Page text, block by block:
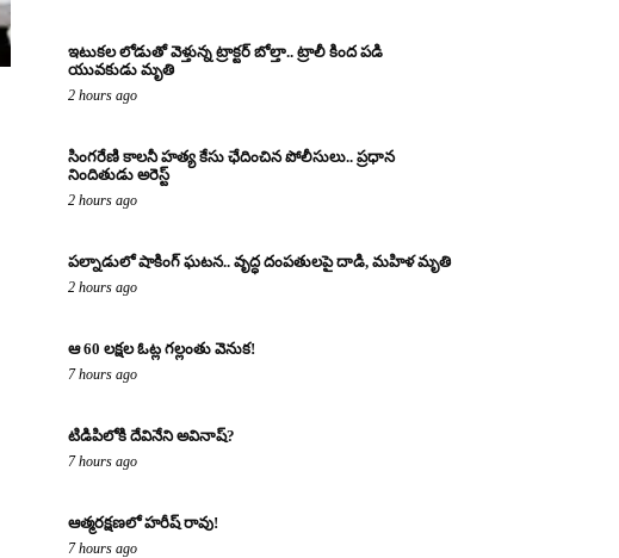
ఇటుకల లోడుతో వెళ్తున్న ట్రాక్టర్ బోల్తా.. ట్రాలీ కింద పడి
యువకుడు మృతి
2 hours ago
సింగరేణి కాలనీ హత్య కేసు ఛేదించిన పోలీసులు.. ప్రధాన
నిందితుడు అరెస్ట్
2 hours ago
పల్నాడులో షాకింగ్ ఘటన.. వృద్ధ దంపతులపై దాడి, మహిళ మృతి
2 hours ago
ఆ 60 లక్షల ఓట్ల గల్లంతు వెనుక!
7 hours ago
టిడిపిలోకి దేవినేని అవినాష్?
7 hours ago
ఆత్మరక్షణలో హరీష్ రావు!
7 hours ago